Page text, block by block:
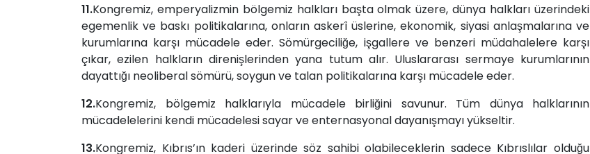
11.Kongremiz, emperyalizmin bölgemiz halkları başta olmak üzere, dünya halkları üzerindeki
egemenlik ve baskı politikalarına, onların askerî üslerine, ekonomik, siyasi anlaşmalarına ve
kurumlarına karşı mücadele eder. Sömürgeciliğe, işgallere ve benzeri müdahalelere karşı
çıkar, ezilen halkların direnişlerinden yana tutum alır. Uluslararası sermaye kurumlarının
dayattığı neoliberal sömürü, soygun ve talan politikalarına karşı mücadele eder.
12.Kongremiz, bölgemiz halklarıyla mücadele birliğini savunur. Tüm dünya halklarının
mücadelelerini kendi mücadelesi sayar ve enternasyonal dayanışmayı yükseltir.
13.Kongremiz, Kıbrıs’ın kaderi üzerinde söz sahibi olabileceklerin sadece Kıbrıslılar olduğu